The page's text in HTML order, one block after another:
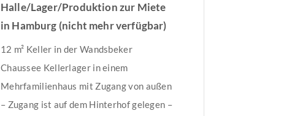
Halle/Lager/Produktion zur Miete
in Hamburg (nicht mehr verfügbar)
12 m² Keller in der Wandsbeker
Chaussee Kellerlager in einem
Mehrfamilienhaus mit Zugang von außen
– Zugang ist auf dem Hinterhof gelegen –